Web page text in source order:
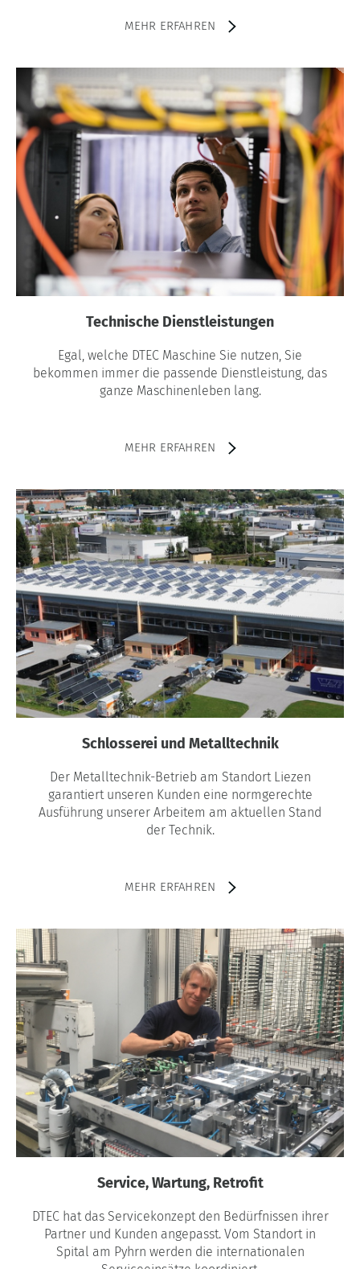
MEHR ERFAHREN
Technische Dienstleistungen
Egal, welche DTEC Maschine Sie nutzen, Sie
bekommen immer die passende Dienstleistung, das
ganze Maschinenleben lang.
MEHR ERFAHREN
Schlosserei und Metalltechnik
Der Metalltechnik-Betrieb am Standort Liezen
garantiert unseren Kunden eine normgerechte
Ausführung unserer Arbeitem am aktuellen Stand
der Technik.
MEHR ERFAHREN
Service, Wartung, Retrofit
DTEC hat das Servicekonzept den Bedürfnissen ihrer
Partner und Kunden angepasst. Vom Standort in
Spital am Pyhrn werden die internationalen